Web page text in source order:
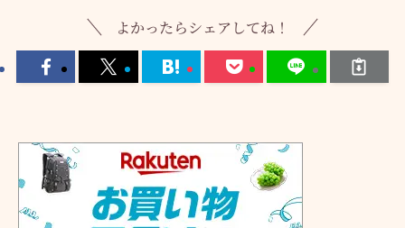
よかったらシェアしてね！